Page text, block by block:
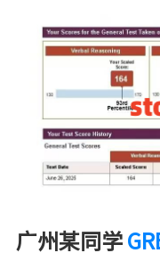
广州某同学